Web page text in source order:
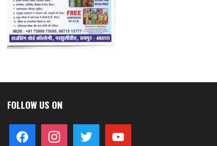
FOLLOW US ON
facebook instagram twitter